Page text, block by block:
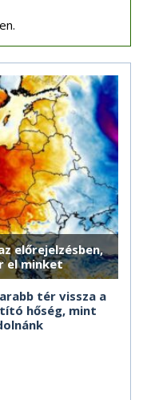
előrejelzésben,
el minket
tér vissza a
hőség, mint